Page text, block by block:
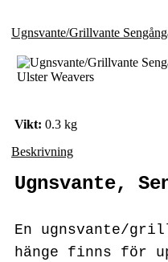
Ugnsvante/Grillvante
Vikt: 0.3 kg
Beskrivning
Ugnsvante,
En ugnsvante/
hänge finns för